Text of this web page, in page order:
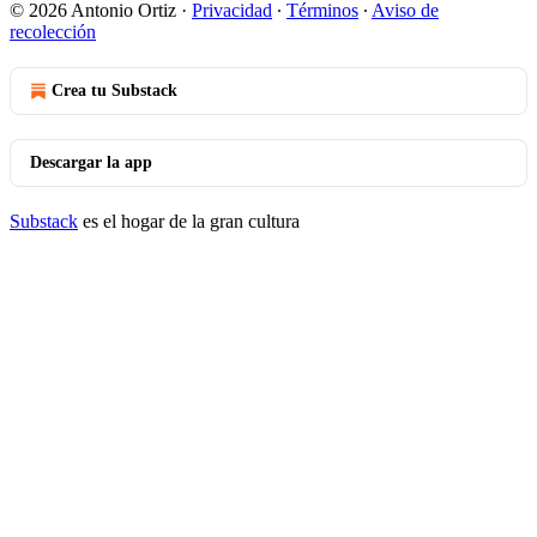
© 2026 Antonio Ortiz · Privacidad ∙ Términos ∙ Aviso de
recolección
Crea tu Substack
Descargar la app
Substack es el hogar de la gran cultura